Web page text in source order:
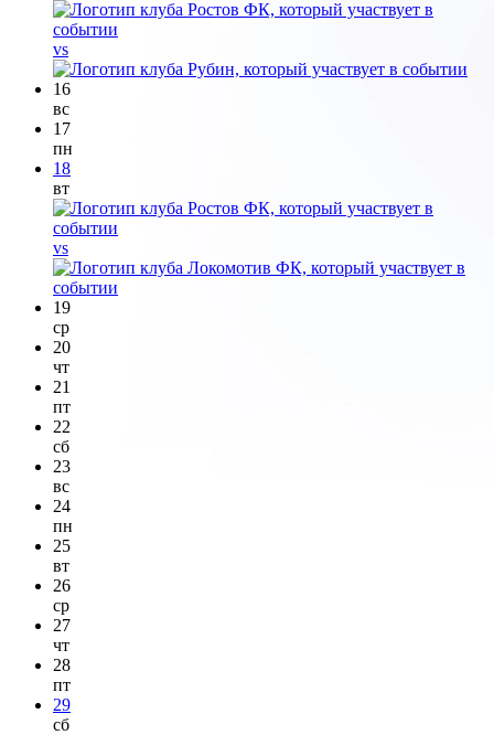
vs
16
вс
17
пн
18
вт
vs
19
ср
20
чт
21
пт
22
сб
23
вс
24
пн
25
вт
26
ср
27
чт
28
пт
29
сб